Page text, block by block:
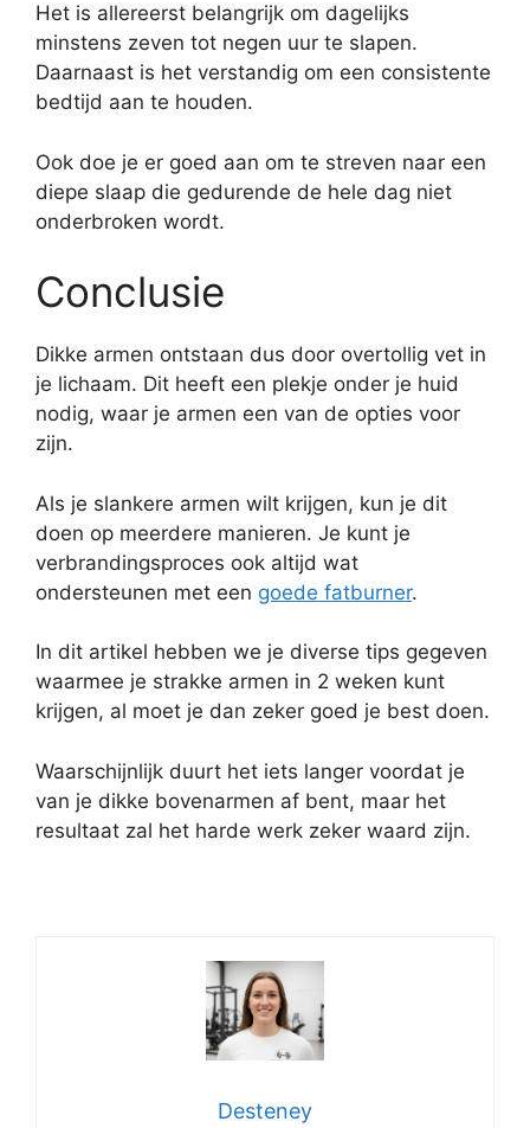
Het is allereerst belangrijk om dagelijks
minstens zeven tot negen uur te slapen.
Daarnaast is het verstandig om een consistente
bedtijd aan te houden.
Ook doe je er goed aan om te streven naar een
diepe slaap die gedurende de hele dag niet
onderbroken wordt.
Conclusie
Dikke armen ontstaan dus door overtollig vet in
je lichaam. Dit heeft een plekje onder je huid
nodig, waar je armen een van de opties voor
zijn.
Als je slankere armen wilt krijgen, kun je dit
doen op meerdere manieren. Je kunt je
verbrandingsproces ook altijd wat
ondersteunen met een goede fatburner.
In dit artikel hebben we je diverse tips gegeven
waarmee je strakke armen in 2 weken kunt
krijgen, al moet je dan zeker goed je best doen.
Waarschijnlijk duurt het iets langer voordat je
van je dikke bovenarmen af bent, maar het
resultaat zal het harde werk zeker waard zijn.
Desteney